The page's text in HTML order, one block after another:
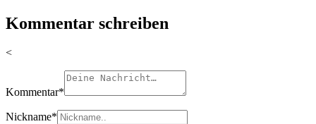
Kommentar schreiben
<
Kommentar*
Nickname*